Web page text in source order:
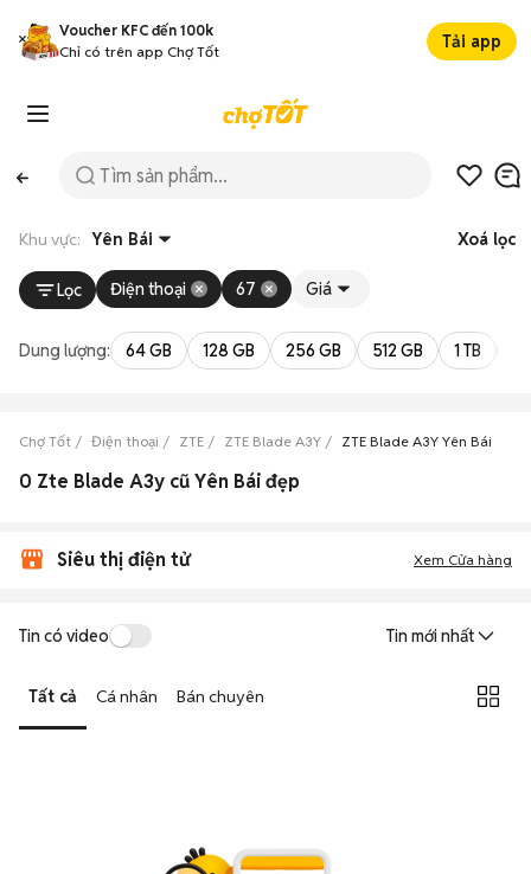
Voucher KFC đến 100k
Chỉ có trên app Chợ Tốt
Tải app
Khu vực: Yên Bái Xoá lọc
Lọc Điện thoại 67 Giá
Dung lượng: 64 GB 128 GB 256 GB 512 GB 1 TB
Chợ Tốt Điện thoại ZTE ZTE Blade A3Y ZTE Blade A3Y Yên Bái
0 Zte Blade A3y cũ Yên Bái đẹp
Siêu thị điện tử Xem Cửa hàng
Tin có video Tin mới nhất
Tất cả Cá nhân Bán chuyên